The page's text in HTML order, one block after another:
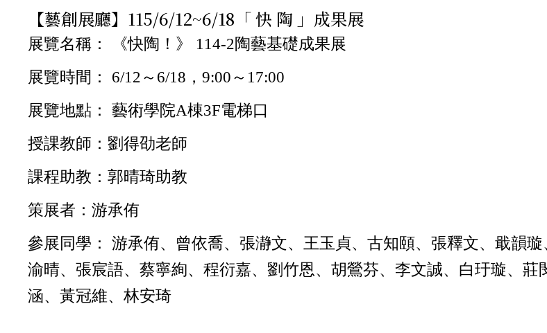
【藝創展廳】115/6/12~6/18「 快 陶 」成果展
展覽名稱： 《快陶！》 114-2陶藝基礎成果展
展覽時間： 6/12～6/18，9:00～17:00
展覽地點： 藝術學院A棟3F電梯口
授課教師：劉得劭老師
課程助教：郭晴琦助教
策展者：游承侑
參展同學： 游承侑、曾依喬、張瀞文、王玉貞、古知頤、張釋文、戢韻
渝晴、張宸語、蔡寧絢、程衍嘉、劉竹恩、胡鶯芬、李文誠、白玗璇、
涵、黃冠維、林安琦